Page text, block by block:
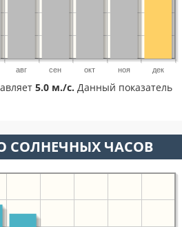
авг сен окт ноя дек
5.0 м./с. Данный показатель
СОЛНЕЧНЫХ ЧАСОВ